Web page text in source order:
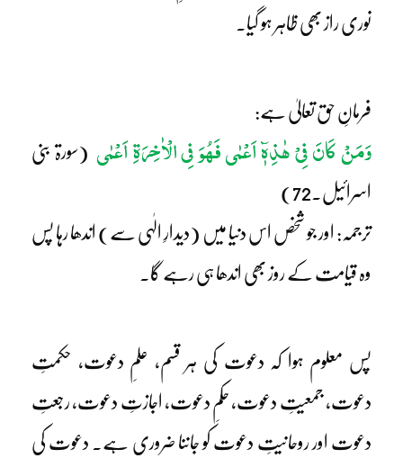
نوری راز بھی ظاہر ہو گیا۔
فرمانِ حق تعالیٰ ہے:
وَمَنْ کَانَ فِیْ ھٰذِہٖٓ اَعْمٰی فَھُوَ فِی الْاٰخِرَۃِ اَعْمٰی (سورۃ بنی
اسرائیل۔72)
ترجمہ: اور جو شخص اس دنیا میں (دیدارِ الٰہی سے) اندھا رہا پس
وہ قیامت کے روز بھی اندھا ہی رہے گا۔
پس معلوم ہوا کہ دعوت کی ہر قسم، علمِ دعوت، حکمتِ
دعوت، جمعیتِ دعوت، حکمِ دعوت، اجازتِ دعوت، رجعتِ
دعوت اور روحانیتِ دعوت کو جاننا ضروری ہے۔ دعوت کی